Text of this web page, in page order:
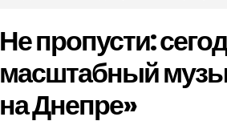
Не пропусти:
масштабный
на Днепре»